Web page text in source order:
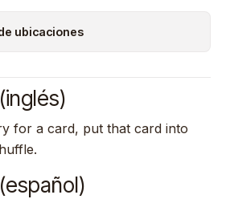
ubicaciones
for a card, put that card into